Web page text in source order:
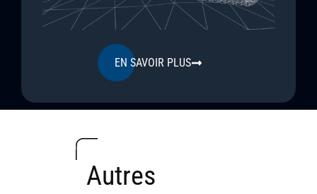
EN SAVOIR PLUS
Autres